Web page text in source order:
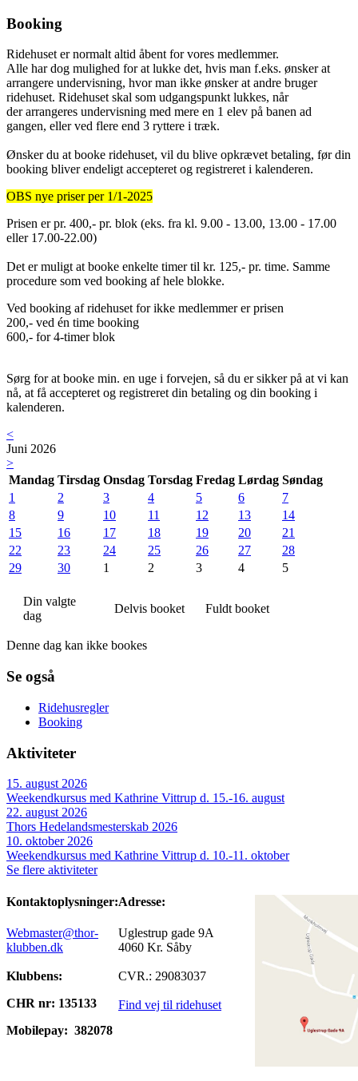
Booking
Ridehuset er normalt altid åbent for vores medlemmer.
Alle har dog mulighed for at lukke det, hvis man f.eks. ønsker at
arrangere undervisning, hvor man ikke ønsker at andre bruger
ridehuset. Ridehuset skal som udgangspunkt lukkes, når
der arrangeres undervisning med mere en 1 elev på banen ad
gangen, eller ved flere end 3 ryttere i træk.
Ønsker du at booke ridehuset, vil du blive opkrævet betaling, før din
booking bliver endeligt accepteret og registreret i kalenderen.
OBS nye priser per 1/1-2025
Prisen er pr. 400,- pr. blok (eks. fra kl. 9.00 - 13.00, 13.00 - 17.00
eller 17.00-22.00)
Det er muligt at booke enkelte timer til kr. 125,- pr. time. Samme
procedure som ved booking af hele blokke.
Ved booking af ridehuset for ikke medlemmer er prisen
200,- ved én time booking
600,- for 4-timer blok
Sørg for at booke min. en uge i forvejen, så du er sikker på at vi kan
nå, at få accepteret og registreret din betaling og din booking i
kalenderen.
<
Juni 2026
>
Mandag Tirsdag Onsdag Torsdag Fredag Lørdag Søndag
1
2 3 4 5 6
7
8
9 10 11 12 13
14
15
16 17 18 19 20
21
22
23 24 25 26 27
28
29
30 1 2 3 4 5
Din valgte
dag
Delvis booket Fuldt booket
Denne dag kan ikke bookes
Se også
Ridehusregler
Booking
Aktiviteter
15. august 2026
Weekendkursus med Kathrine Vittrup d. 15.-16. august
22. august 2026
Thors Hedelandsmesterskab 2026
10. oktober 2026
Weekendkursus med Kathrine Vittrup d. 10.-11. oktober
Se flere aktiviteter
Kontaktoplysninger:
Webmaster@thor-
klubben.dk
Klubbens:
CHR nr: 135133
Mobilepay: 382078
Adresse:
Uglestrup gade 9A
4060 Kr. Såby
CVR.: 29083037
Find vej til ridehuset